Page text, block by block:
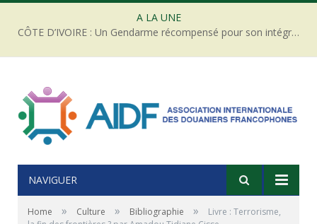
A LA UNE
CÔTE D’IVOIRE : Un Gendarme récompensé pour son intégrité face à une tentative de corruption
NAVIGUER
Home » Culture » Bibliographie »
Livre : Terrorisme,